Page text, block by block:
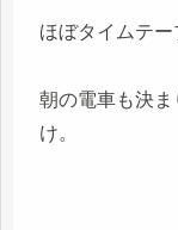
ほぼタイムテー
朝の電車も決
け。